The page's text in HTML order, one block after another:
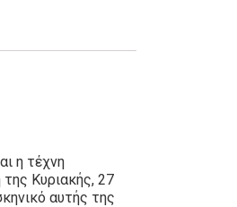
η τέχνη
Κυριακής, 27
αυτής της